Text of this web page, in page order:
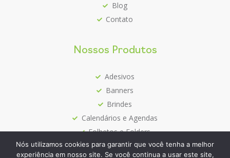
Blog
Contato
Nossos Produtos
Adesivos
Banners
Brindes
Calendários e Agendas
Folhetos e Folders
Mais Vendidos
Nós utilizamos cookies para garantir que você tenha a melhor
experiência em nosso site. Se você continua a usar este site,